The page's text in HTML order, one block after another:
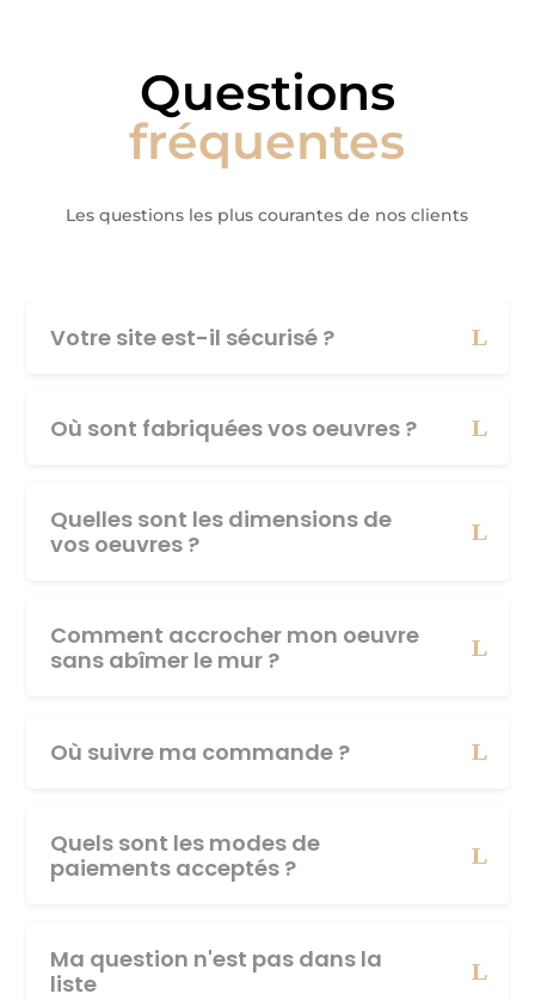
Questions
fréquentes
Les questions les plus courantes de nos clients
Votre site est-il sécurisé ?
Où sont fabriquées vos oeuvres ?
Quelles sont les dimensions de
vos oeuvres ?
Comment accrocher mon oeuvre
sans abîmer le mur ?
Où suivre ma commande ?
Quels sont les modes de
paiements acceptés ?
Ma question n'est pas dans la
liste